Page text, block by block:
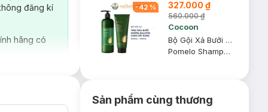
đăng kí
hãng có
-42 % 327.000 ₫
560.000 ₫
Cocoon
Bộ Gội Xả Bưởi Cocoon Không Sulfate Và Giảm Gãy Rụng 500ml+310ml
Pomelo Shampoo + Hair Conditioner
Sản phẩm cùng thương